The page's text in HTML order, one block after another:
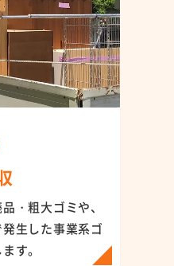
・粗大ゴミや、
生した事業系ゴ
す。